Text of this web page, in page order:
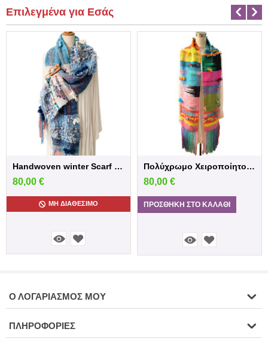
Επιλεγμένα για Εσάς
Handwoven winter Scarf in blue shades
80,00 €
ΜΗ ΔΙΑΘΈΣΙΜΟ
Πολύχρωμο Χειροποίητο Υφαντό Κασκόλ
80,00 €
ΠΡΟΣΘΉΚΗ ΣΤΟ ΚΑΛΆΘΙ
Ο ΛΟΓΑΡΙΑΣΜΌΣ ΜΟΥ
ΠΛΗΡΟΦΟΡΊΕΣ